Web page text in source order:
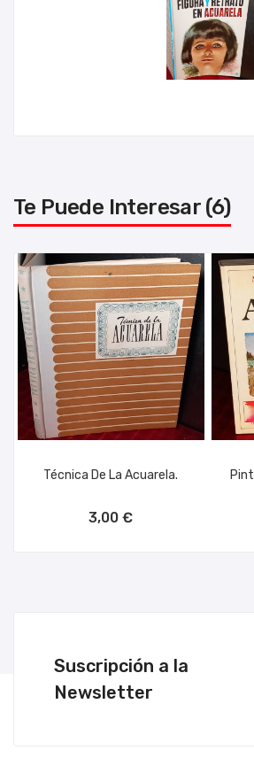
Te Puede Interesar (6)
Técnica De La Acuarela.
3,00 €
Suscripción a la
Newsletter